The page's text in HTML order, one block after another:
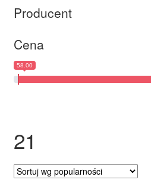
Tematyczne
Blog
Wyprzedaż
Ozdoby na tort weselny
21
Producent
Cena
58.00